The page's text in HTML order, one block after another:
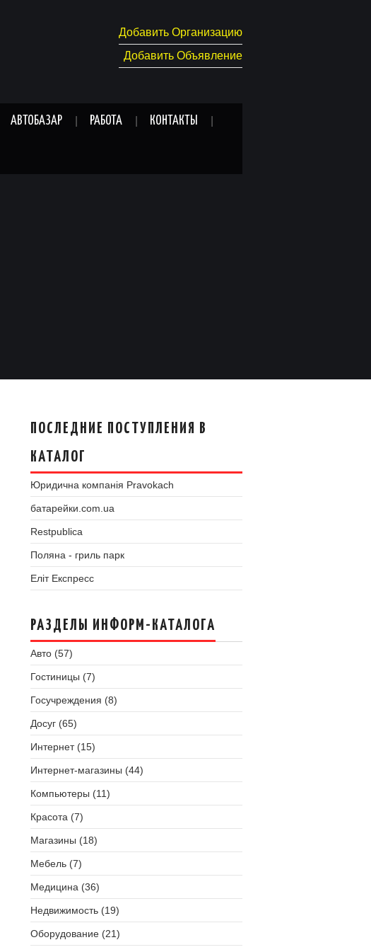
Добавить Организацию
Добавить Объявление
АВТОБАЗАР РАБОТА КОНТАКТЫ
ПОСЛЕДНИЕ ПОСТУПЛЕНИЯ В
КАТАЛОГ
Юридична компанія Pravokach
батарейки.com.ua
Restpublica
Поляна - гриль парк
Еліт Експресс
РАЗДЕЛЫ ИНФОРМ-КАТАЛОГА
Авто (57)
Гостиницы (7)
Госучреждения (8)
Досуг (65)
Интернет (15)
Интернет-магазины (44)
Компьютеры (11)
Красота (7)
Магазины (18)
Мебель (7)
Медицина (36)
Недвижимость (19)
Оборудование (21)